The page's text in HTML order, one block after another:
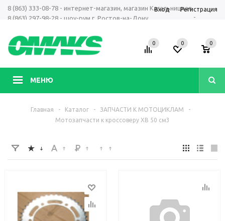
8 (863) 333-08-78 - интернет-магазин, магазин Кагальницкая
8 (863) 297-98-28 - шоу-рум г. Ростов-на-Дону
-
Вход Регистрация
МЕНЮ
0 0 0
Главная - Каталог - ЗАПЧАСТИ К МОТОЦИКЛАМ
-
Мотозапчасти к кроссоверу ХВ 50 см3